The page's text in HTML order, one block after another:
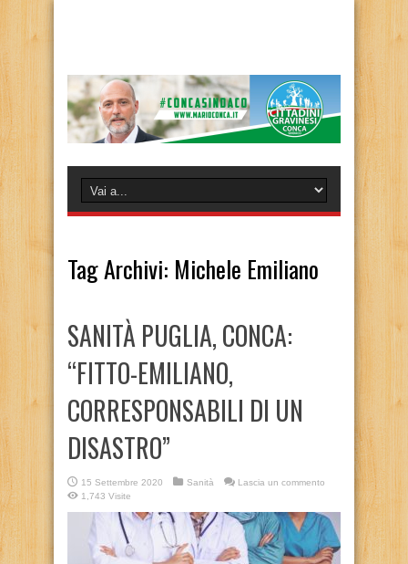
Tag Archivi: Michele Emiliano
SANITÀ PUGLIA, CONCA:
“FITTO-EMILIANO,
CORRESPONSABILI DI UN
DISASTRO”
15 Settembre 2020 Sanità
Lascia un commento
1,743 Visite